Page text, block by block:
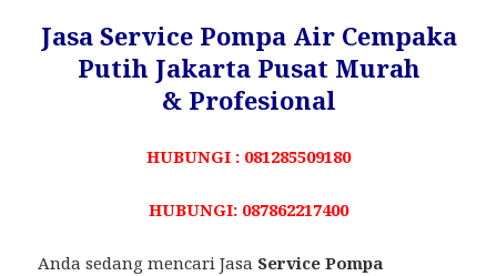
Jasa Service Pompa Air Cempaka
Putih Jakarta Pusat Murah
& Profesional
HUBUNGI : 081285509180
HUBUNGI: 087862217400
Anda sedang mencari Jasa Service Pompa